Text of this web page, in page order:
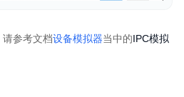
请参考文档设备模拟器当中的IPC模拟